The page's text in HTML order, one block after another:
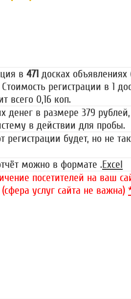
в 471 досках объявлениях
Стоимость регистрации в 1
всего 0,16 коп.
денег в размере 379
в действии для пробы.
регистрации будет, но не
можно в формате .Excel
посетителей на ваш
услуг сайта не важна)